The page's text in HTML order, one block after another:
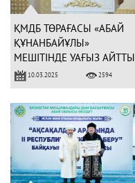
ҚМДБ ТӨРАҒАСЫ «АБАЙ
ҚҰНАНБАЙҰЛЫ»
МЕШІТІНДЕ УАҒЫЗ АЙТТЫ
10.03.2025 2594